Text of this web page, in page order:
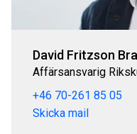
David Fritzson
Affärsansvarig
+46 70-261 85 05
Skicka mail